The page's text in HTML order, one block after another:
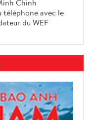
Chinh
téléphone avec le
du WEF